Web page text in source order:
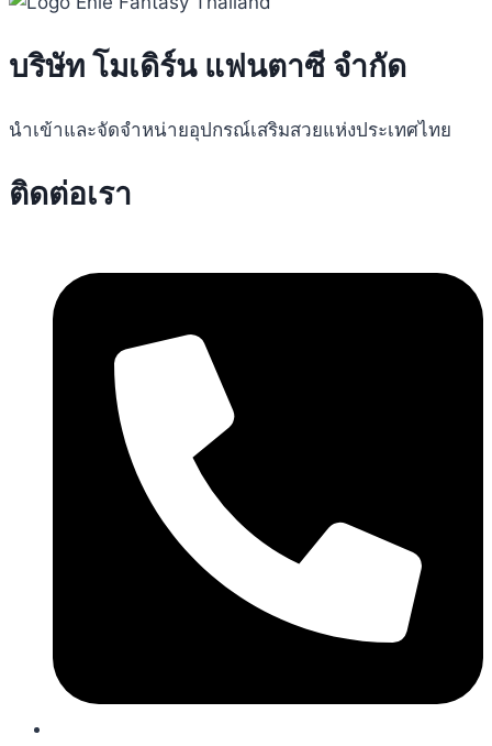
บริษัท โมเดิร์น แฟนตาซี จำกัด
นำเข้าและจัดจำหน่ายอุปกรณ์เสริมสวยแห่งประเทศไทย
ติดต่อเรา